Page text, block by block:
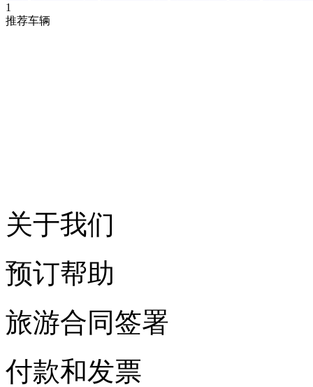
1
推荐车辆
关于我们
预订帮助
旅游合同签署
付款和发票